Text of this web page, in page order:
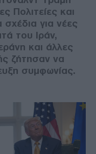
Πολιτείες και
για νέες
του Ιράν,
και άλλες
ζήτησαν να
συμφωνίας.